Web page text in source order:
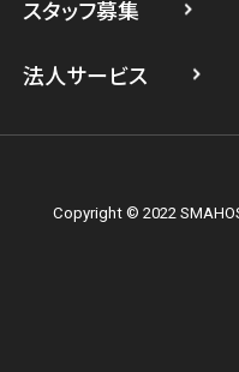
スマホスピタル テル
スタッフ募集
法人サービス
Copyright © 2022